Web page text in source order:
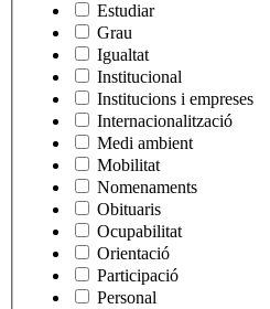
Estudiar
Grau
Igualtat
Institucional
Institucions i empreses
Internacionalització
Medi ambient
Mobilitat
Nomenaments
Obituaris
Ocupabilitat
Orientació
Participació
Personal